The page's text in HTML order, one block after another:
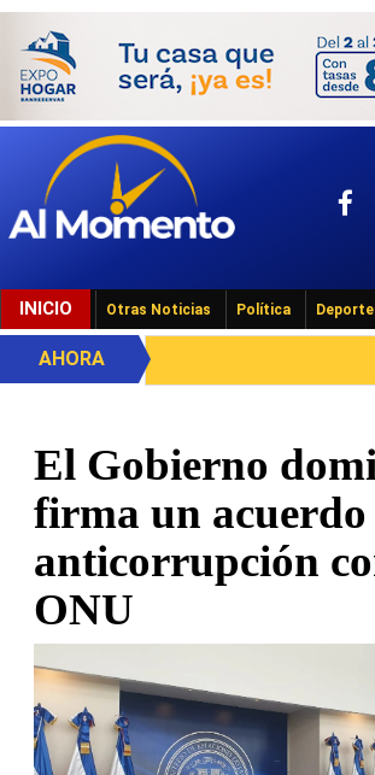
INICIO Otras Noticias Política
AHORA
El Gobierno
firma un acuerdo
anticorrupción
ONU